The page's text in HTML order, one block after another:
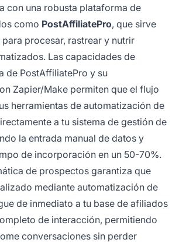
con una robusta plataforma de
como PostAffiliatePro, que sirve
procesar, rastrear y nutrir
Las capacidades de
de PostAffiliatePro y su
Zapier/Make permiten que el flujo
herramientas de automatización de
a tu sistema de gestión de
la entrada manual de datos y
de incorporación en un 50-70%.
de prospectos garantiza que
mediante automatización de
de inmediato a tu base de afiliados
de interacción, permitiendo
conversaciones sin perder